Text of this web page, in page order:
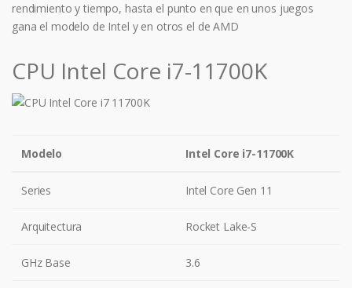
rendimiento y tiempo, hasta el punto en que en unos juegos
gana el modelo de Intel y en otros el de AMD
CPU Intel Core i7-11700K
Modelo Intel Core i7-11700K
Series Intel Core Gen 11
Arquitectura Rocket Lake-S
GHz Base 3.6